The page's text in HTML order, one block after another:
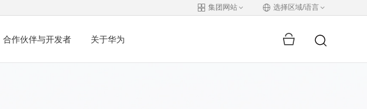
集团网站 选择区域/语言
合作伙伴与开发者 关于华为